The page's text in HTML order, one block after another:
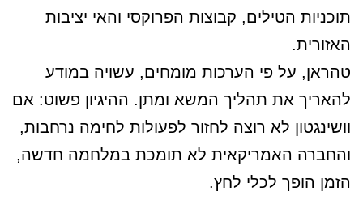
תוכניות הטילים, קבוצות הפרוקסי והאי יציבות
האזורית.
טהראן, על פי הערכות מומחים, עשויה במודע
להאריך את תהליך המשא ומתן. ההיגיון פשוט: אם
וושינגטון לא רוצה לחזור לפעולות לחימה נרחבות,
והחברה האמריקאית לא תומכת במלחמה חדשה,
הזמן הופך לכלי לחץ.